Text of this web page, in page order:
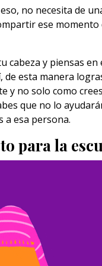
no necesita de
ese
cabeza y piensas
de esta manera
y no solo como
que no lo
a esa persona.
para la